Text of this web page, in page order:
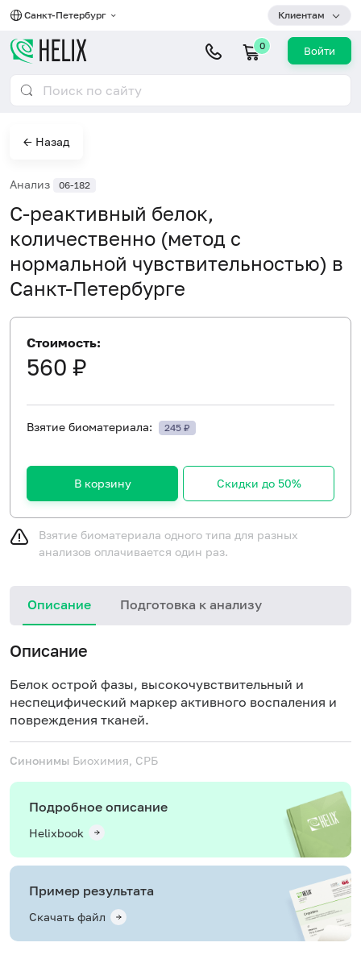
Санкт-Петербург Клиентам
0 Войти
← Назад
Анализ 06-182
С-реактивный белок,
количественно (метод с
нормальной чувствительностью) в
Санкт-Петербурге
Стоимость:
560 ₽
Взятие биоматериала: 245 ₽
В корзину Скидки до 50%
Взятие биоматериала одного типа для разных
анализов оплачивается один раз.
Описание Подготовка к анализу
Описание
Белок острой фазы, высокочувствительный и
неспецифический маркер активного воспаления и
повреждения тканей.
Синонимы Биохимия, СРБ
Подробное описание
Helixbook
Пример результата
Скачать файл